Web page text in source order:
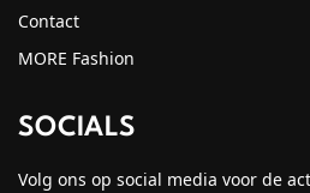
Contact
MORE Fashion
SOCIALS
Volg ons op social media voor de